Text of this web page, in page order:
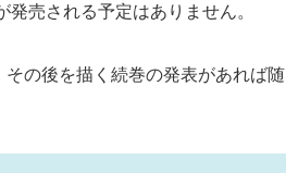
売される予定はありません。
の後を描く続巻の発表があれば随